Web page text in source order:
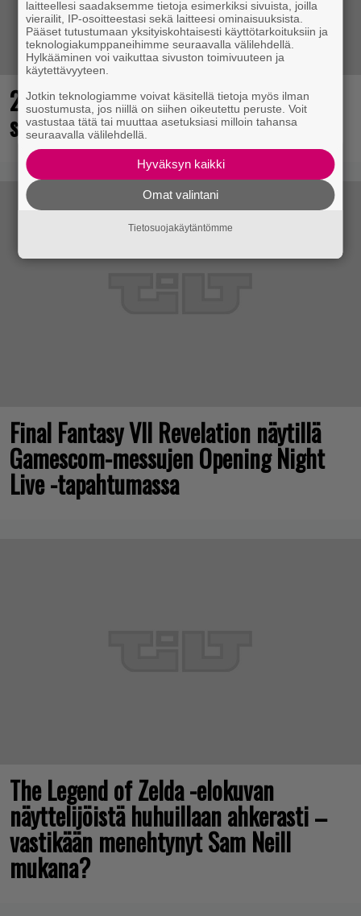
25 kaikkien aikojen parasta
supersankaripeliä listattu
Final Fantasy VII Revelation näytillä
Gamescom-messujen Opening Night
Live -tapahtumassa
The Legend of Zelda -elokuvan
näyttelijöistä huhuillaan ahkerasti –
vastikään menehtynyt Sam Neill
mukana?
laitteellesi saadaksemme tietoja esimerkiksi sivuista, joilla
vierailit, IP-osoitteestasi sekä laitteesi ominaisuuksista.
Pääset tutustumaan yksityiskohtaisesti käyttötarkoituksiin ja
teknologiakumppaneihimme seuraavalla välilehdellä.
Hylkääminen voi vaikuttaa sivuston toimivuuteen ja
käytettävyyteen.
Jotkin teknologiamme voivat käsitellä tietoja myös ilman
suostumusta, jos niillä on siihen oikeutettu peruste. Voit
vastustaa tätä tai muuttaa asetuksiasi milloin tahansa
seuraavalla välilehdellä.
Hyväksyn kaikki
Omat valintani
Tietosuojakäytäntömme